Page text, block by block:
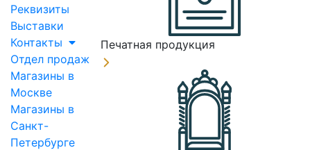
Реквизиты
Выставки
Контакты
Отдел продаж
Магазины в
Москве
Магазины в
Санкт-
Петербурге
Печатная продукция